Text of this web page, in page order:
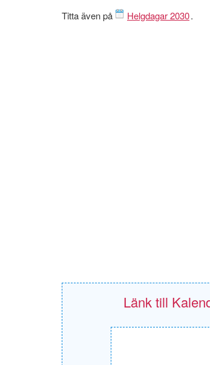
Titta även på Helgdagar 2030.
Länk till